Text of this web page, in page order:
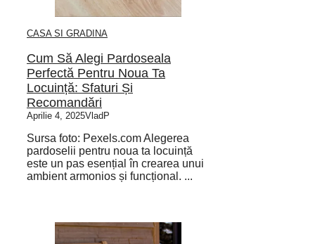
CASA SI GRADINA
Cum Să Alegi Pardoseala
Perfectă Pentru Noua Ta
Locuință: Sfaturi Și
Recomandări
Aprilie 4, 2025VladP
Sursa foto: Pexels.com Alegerea
pardoselii pentru noua ta locuință
este un pas esențial în crearea unui
ambient armonios și funcțional. ...